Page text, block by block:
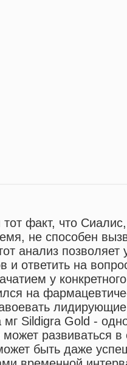
тот факт, что
не способен
анализ позволяет
и ответить на
у
на
мг Sildigra Gold -
развиваться в
быть даже